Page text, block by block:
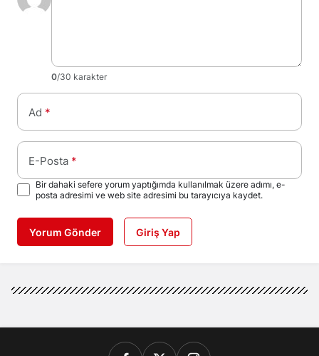
0/30 karakter
Ad *
E-Posta *
Bir dahaki sefere yorum yaptığımda kullanılmak üzere adımı, e-
posta adresimi ve web site adresimi bu tarayıcıya kaydet.
Yorum Gönder Giriş Yap